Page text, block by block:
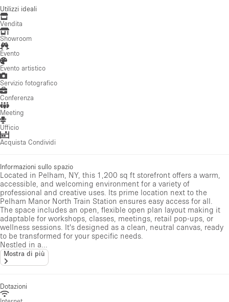
Utilizzi ideali
Vendita
Showroom
Evento
Evento artistico
Servizio fotografico
Conferenza
Meeting
Ufficio
Acquista Condividi
Informazioni sullo spazio
Located in Pelham, NY, this 1,200 sq ft storefront offers a warm,
accessible, and welcoming environment for a variety of
professional and creative uses. Its prime location next to the
Pelham Manor North Train Station ensures easy access for all.
The space includes an open, flexible open plan layout making it
adaptable for workshops, classes, meetings, retail pop-ups, or
wellness sessions. It's designed as a clean, neutral canvas, ready
to be transformed for your specific needs.
Nestled in a...
Mostra di più
Dotazioni